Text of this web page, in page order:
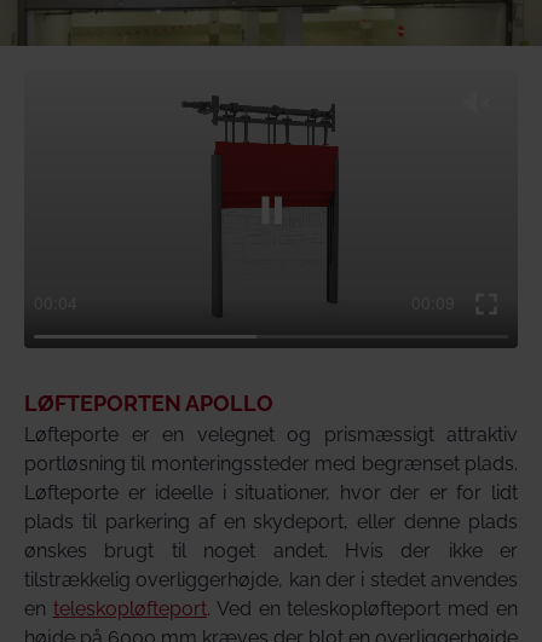
LØFTEPORTEN APOLLO
Løfteporte er en velegnet og prismæssigt attraktiv
portløsning til monteringssteder med begrænset plads.
Løfteporte er ideelle i situationer, hvor der er for lidt
plads til parkering af en skydeport, eller denne plads
ønskes brugt til noget andet. Hvis der ikke er
tilstrækkelig overliggerhøjde, kan der i stedet anvendes
en teleskopløfteport. Ved en teleskopløfteport med en